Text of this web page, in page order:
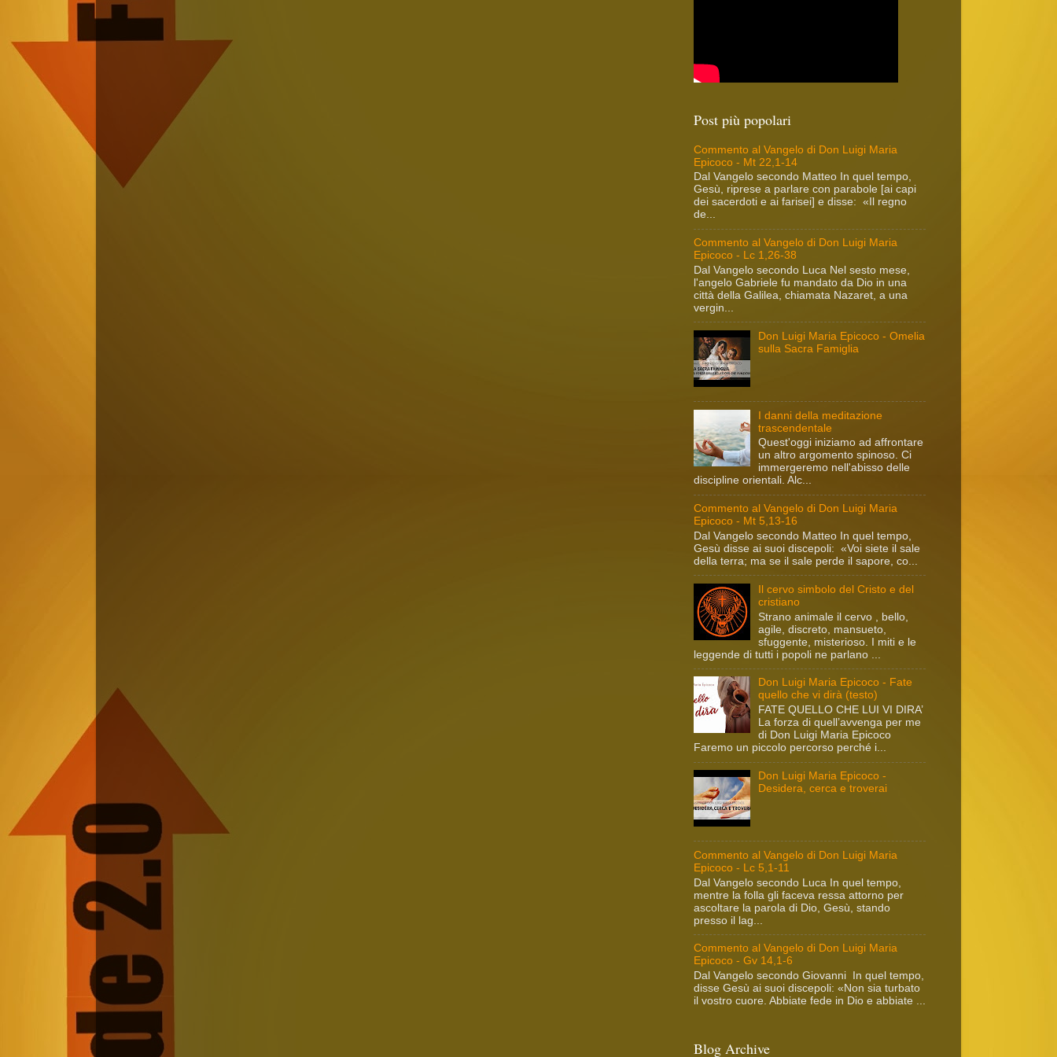
Post più popolari
Commento al Vangelo di Don Luigi Maria
Epicoco - Mt 22,1-14
Dal Vangelo secondo Matteo In quel tempo,
Gesù, riprese a parlare con parabole [ai capi
dei sacerdoti e ai farisei] e disse: «Il regno
de...
Commento al Vangelo di Don Luigi Maria
Epicoco - Lc 1,26-38
Dal Vangelo secondo Luca Nel sesto mese,
l'angelo Gabriele fu mandato da Dio in una
città della Galilea, chiamata Nazaret, a una
vergin...
Don Luigi Maria Epicoco - Omelia
sulla Sacra Famiglia
I danni della meditazione
trascendentale
Quest'oggi iniziamo ad affrontare
un altro argomento spinoso. Ci
immergeremo nell'abisso delle
discipline orientali. Alc...
Commento al Vangelo di Don Luigi Maria
Epicoco - Mt 5,13-16
Dal Vangelo secondo Matteo In quel tempo,
Gesù disse ai suoi discepoli: «Voi siete il sale
della terra; ma se il sale perde il sapore, co...
Il cervo simbolo del Cristo e del
cristiano
Strano animale il cervo , bello,
agile, discreto, mansueto,
sfuggente, misterioso. I miti e le
leggende di tutti i popoli ne parlano ...
Don Luigi Maria Epicoco - Fate
quello che vi dirà (testo)
FATE QUELLO CHE LUI VI DIRA’
La forza di quell’avvenga per me
di Don Luigi Maria Epicoco
Faremo un piccolo percorso perché i...
Don Luigi Maria Epicoco -
Desidera, cerca e troverai
Commento al Vangelo di Don Luigi Maria
Epicoco - Lc 5,1-11
Dal Vangelo secondo Luca In quel tempo,
mentre la folla gli faceva ressa attorno per
ascoltare la parola di Dio, Gesù, stando
presso il lag...
Commento al Vangelo di Don Luigi Maria
Epicoco - Gv 14,1-6
Dal Vangelo secondo Giovanni In quel tempo,
disse Gesù ai suoi discepoli: «Non sia turbato
il vostro cuore. Abbiate fede in Dio e abbiate ...
Blog Archive